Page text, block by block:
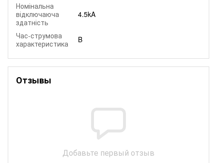
Номінальна
відключаюча
здатність
4.5kA
Час-струмова
характеристика
B
Отзывы
Добавьте первый отзыв